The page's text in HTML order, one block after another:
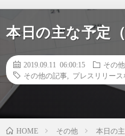
本日の主な予定
2019.09.11 06:00:15
その他
その他の記事
プレスリリース
HOME その他 本日の